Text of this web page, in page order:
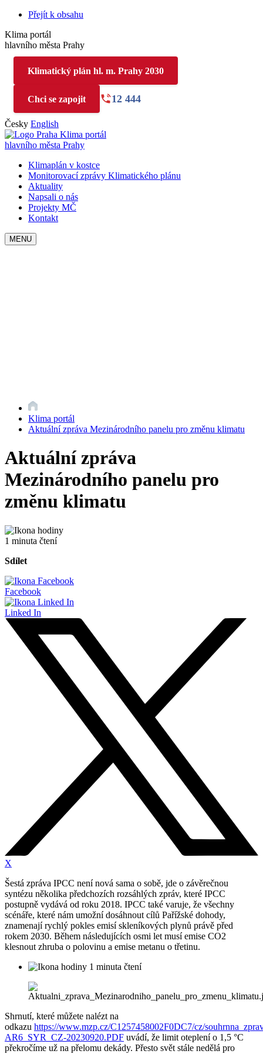
Přejít k obsahu
Klima portál
hlavního města Prahy
Klimatický plán hl. m. Prahy 2030
Chci se zapojit 12 444
Česky English
Klima portál
hlavního města Prahy
Klimaplán v kostce
Monitorovací zprávy Klimatického plánu
Aktuality
Napsali o nás
Projekty MČ
Kontakt
MENU
Klima portál
Aktuální zpráva Mezinárodního panelu pro změnu klimatu
Aktuální zpráva
Mezinárodního panelu pro
změnu klimatu
1 minuta čtení
Sdílet
Facebook
Linked In
X
Šestá zpráva IPCC není nová sama o sobě, jde o závěrečnou
syntézu několika předchozích rozsáhlých zpráv, které IPCC
postupně vydává od roku 2018. IPCC také varuje, že všechny
scénáře, které nám umožní dosáhnout cílů Pařížské dohody,
znamenají rychlý pokles emisí skleníkových plynů právě před
rokem 2030. Během následujících osmi let musí emise CO2
klesnout zhruba o polovinu a emise metanu o třetinu.
1 minuta čtení
Shrnutí, které můžete nalézt na
odkazu https://www.mzp.cz/C1257458002F0DC7/cz/
AR6_SYR_CZ-20230920.PDF uvádí, že limit oteplení o 1,5 °C
překročíme už na přelomu dekády. Přesto svět stále nedělá pro